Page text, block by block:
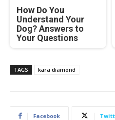
How Do You
Understand Your
Dog? Answers to
Your Questions
TAGS kara diamond
Facebook